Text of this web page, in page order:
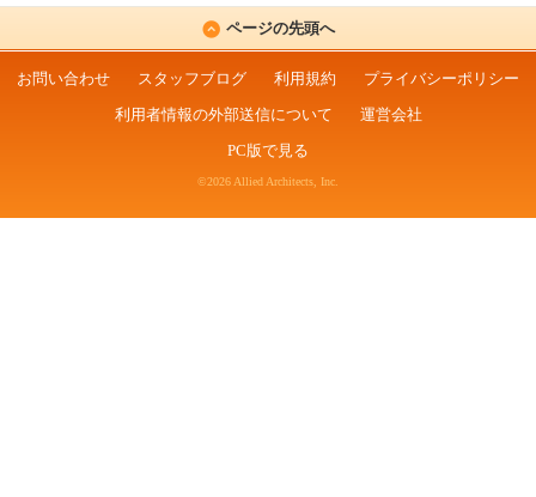
ページの先頭へ
お問い合わせ スタッフブログ 利用規約
プライバシーポリシー
利用者情報の外部送信について
運営会社
PC版で見る
©2026 Allied Architects, Inc.